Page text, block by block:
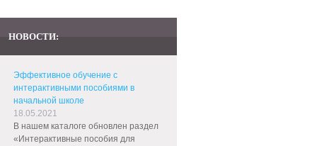
НОВОСТИ:
Эффективное обучение с
интерактивными пособиями в
начальной школе
18.05.2021
В нашем каталоге обновлен раздел
«Интерактивные пособия для